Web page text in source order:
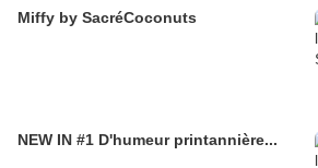
Miffy by SacréCoconuts
NEW IN #1 D'humeur printannière...